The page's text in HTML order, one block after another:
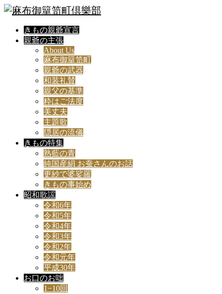
きもの親爺宣言
親爺の主張
About Us
麻布御簞笥町
親爺の武器
和装礼賛
親父の基準
粋はご法度
美丈夫
主題歌
隠居の流儀
きもの特集
熟藍の青
純国産絹 お蚕さんのお話
更紗で婆娑羅
きもの事始め
昭和歌謡
令和6年
令和5年
令和4年
令和3年
令和2年
令和元年
平成30年
お口のお咄
1−10回